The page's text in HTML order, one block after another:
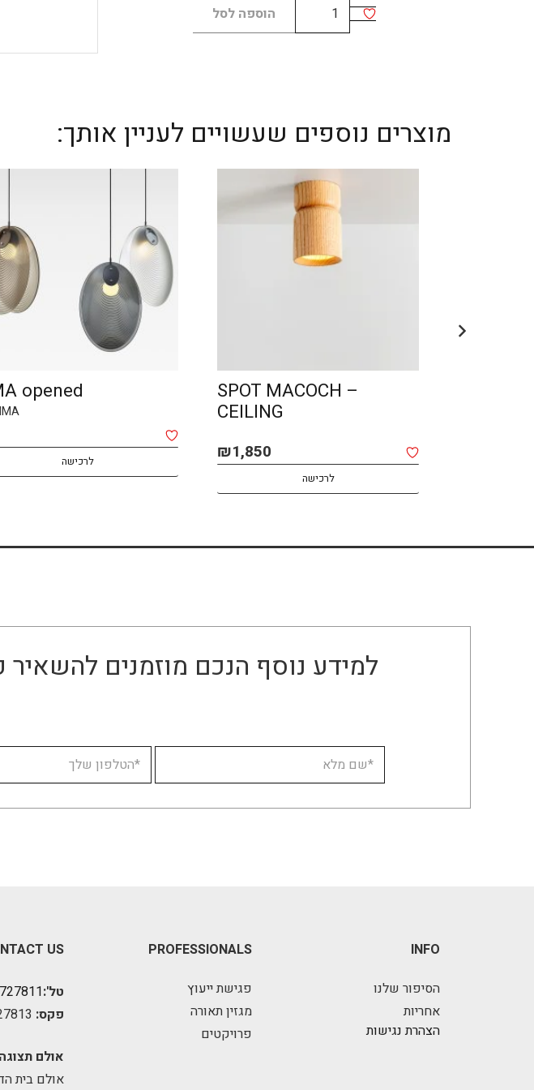
כמות
של
הוספה לסל
מוצרים נוספים שעשויים לעניין אותך:
SPOT MACOCH –
CEILING
₪1,850
לרכישה
opened
לרכישה
למידע נוסף הנכם מוזמנים
INFO
הסיפור שלנו
אחריות
הצהרת נגישות
PROFESSIONALS
פגישת ייעוץ
מגזין תאורה
פרויקטים
US
טל':
פקס:
אולם